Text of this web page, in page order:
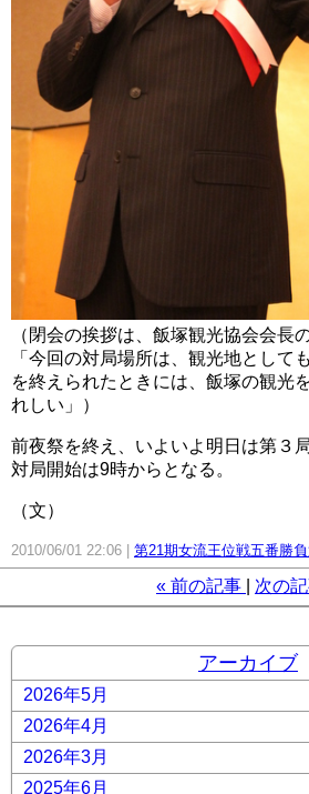
（閉会の挨拶は、飯塚観光協会会長
「今回の対局場所は、観光地として
を終えられたときには、飯塚の観光
れしい」）
前夜祭を終え、いよいよ明日は第３
対局開始は9時からとなる。
（文）
2010/06/01 22:06 第21期女流王位戦五番勝
« 前の記事 次の
アーカイブ
2026年5月
2026年4月
2026年3月
2025年6月